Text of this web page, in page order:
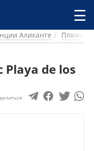
☰
Аликанте Пляжи и
Playa de los